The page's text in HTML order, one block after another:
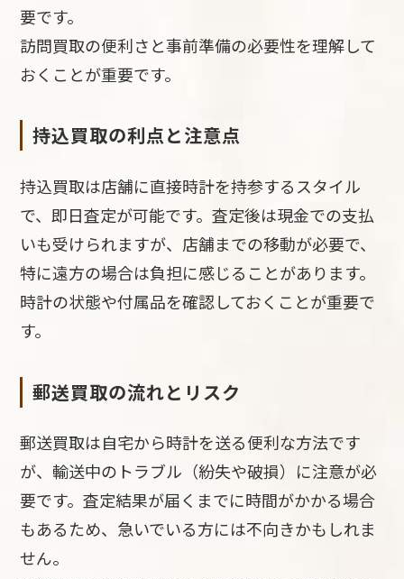
要です。
訪問買取の便利さと事前準備の必要性を理解して
おくことが重要です。
持込買取の利点と注意点
持込買取は店舗に直接時計を持参するスタイル
で、即日査定が可能です。査定後は現金での支払
いも受けられますが、店舗までの移動が必要で、
特に遠方の場合は負担に感じることがあります。
時計の状態や付属品を確認しておくことが重要で
す。
郵送買取の流れとリスク
郵送買取は自宅から時計を送る便利な方法です
が、輸送中のトラブル（紛失や破損）に注意が必
要です。査定結果が届くまでに時間がかかる場合
もあるため、急いでいる方には不向きかもしれま
せん。